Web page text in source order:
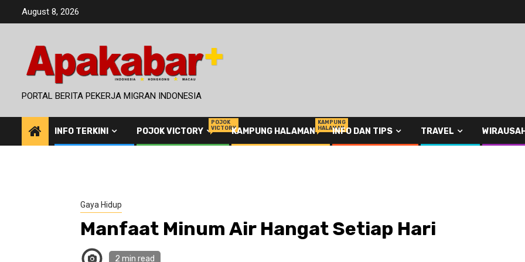
August 8, 2026
PORTAL BERITA PEKERJA MIGRAN INDONESIA
INFO TERKINI POJOK VICTORY
POJOK
VICTORYKAMPUNG HALAMAN
KAMPUNG
HALAMANINFO DAN TIPS TRAVEL
Gaya Hidup
Manfaat Minum Air Hangat Setiap Hari
2 min read